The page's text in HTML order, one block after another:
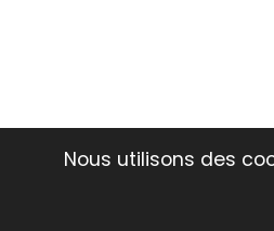
Nous utilisons des